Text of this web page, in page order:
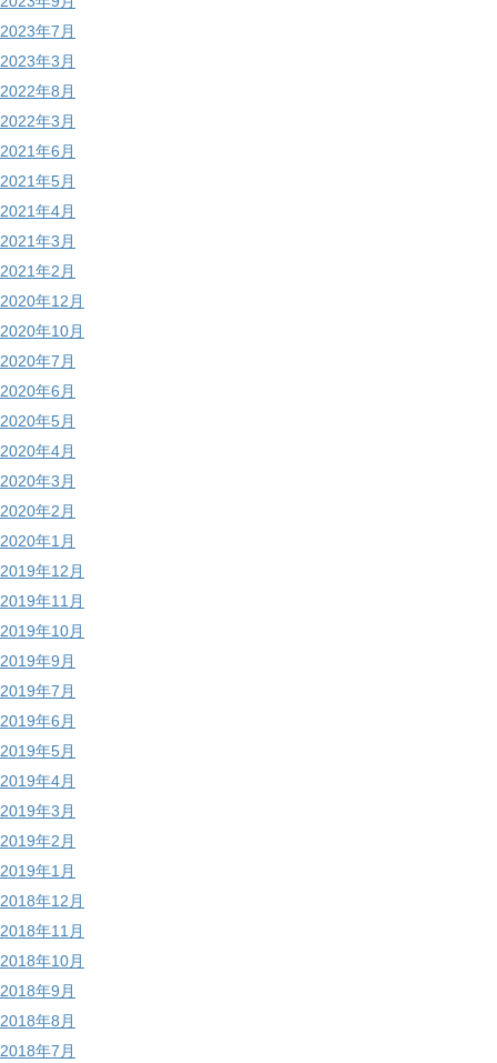
2023年7月
2023年3月
2022年8月
2022年3月
2021年6月
2021年5月
2021年4月
2021年3月
2021年2月
2020年12月
2020年10月
2020年7月
2020年6月
2020年5月
2020年4月
2020年3月
2020年2月
2020年1月
2019年12月
2019年11月
2019年10月
2019年9月
2019年7月
2019年6月
2019年5月
2019年4月
2019年3月
2019年2月
2019年1月
2018年12月
2018年11月
2018年10月
2018年9月
2018年8月
2018年7月